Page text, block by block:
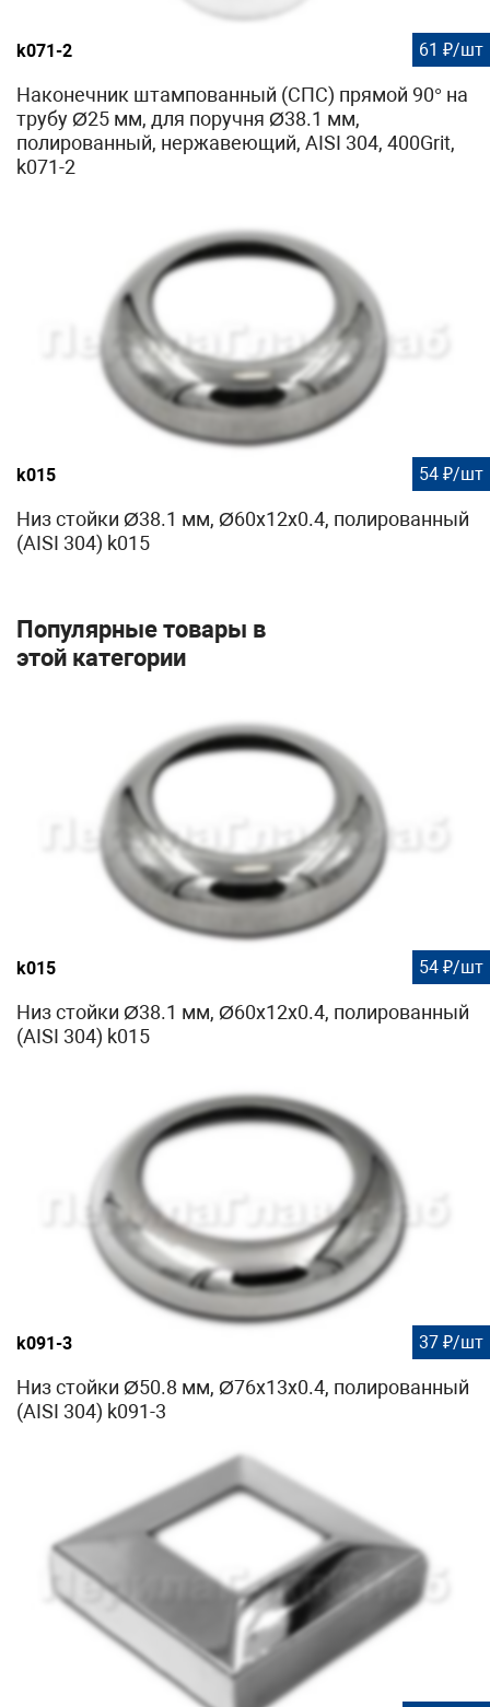
k071-2 61 ₽/шт
Наконечник штампованный (СПС) прямой 90° на
трубу Ø25 мм, для поручня Ø38.1 мм,
полированный, нержавеющий, AISI 304, 400Grit,
k071-2
k015 54 ₽/шт
Низ стойки Ø38.1 мм, Ø60х12х0.4, полированный
(AISI 304) k015
Популярные товары в
этой категории
k015 54 ₽/шт
Низ стойки Ø38.1 мм, Ø60х12х0.4, полированный
(AISI 304) k015
k091-3 37 ₽/шт
Низ стойки Ø50.8 мм, Ø76х13х0.4, полированный
(AISI 304) k091-3